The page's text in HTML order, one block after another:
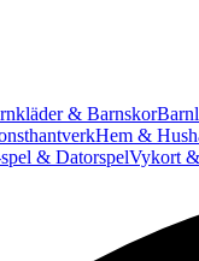
& Barnskor
Hem &
& DatorspelVykort